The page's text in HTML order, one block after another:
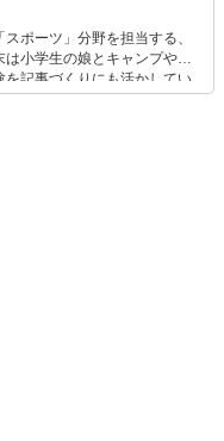
ポーツ」分野を担当する、
小学生の娘とキャンプやサ
記事づくりにも活かしてい
かりやすく届けることをモ